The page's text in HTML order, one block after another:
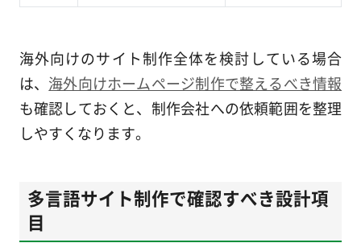
海外向けのサイト制作全体を検討している場合
は、 海外向けホームページ制作で整えるべき情報
も確認しておくと、制作会社への依頼範囲を整理
しやすくなります。
多言語サイト制作で確認すべき設計項
目